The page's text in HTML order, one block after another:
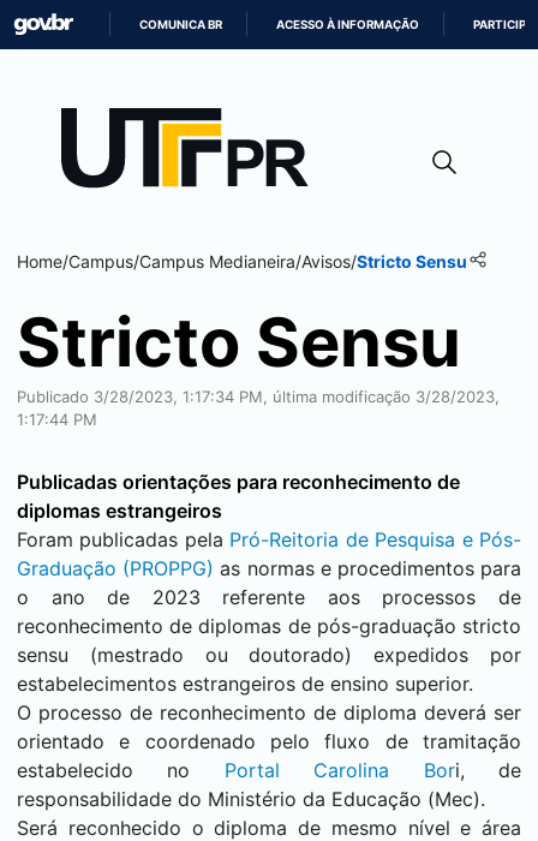
CONTEÚDO
COMUNICA BR ACESSO À INFORMAÇÃO PARTICIPE
Home/Campus/Campus Medianeira/Avisos/Stricto Sensu
Stricto Sensu
Publicado 3/28/2023, 1:17:34 PM, última modificação 3/28/2023,
1:17:44 PM
Publicadas orientações para reconhecimento de
diplomas estrangeiros
Foram publicadas pela Pró-Reitoria de Pesquisa e Pós-
Graduação (PROPPG)as normas e procedimentos para
o ano de 2023 referente aos processos de
reconhecimento de diplomas de pós-graduação stricto
sensu (mestrado ou doutorado) expedidos por
estabelecimentos estrangeiros de ensino superior.
O processo de reconhecimento de diploma deverá ser
orientado e coordenado pelo fluxo de tramitação
estabelecido no Portal Carolina Bori, de
responsabilidade do Ministério da Educação (Mec).
Será reconhecido o diploma de mesmo nível e área